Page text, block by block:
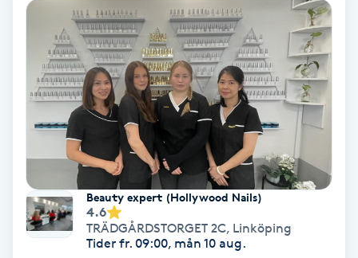
Gellack med förstärkning
Gravidmassage
Gravidyoga
Gruppträning
Gua Sha-massageBeauty expert (Hollywood Nails)
4.6
TRÄDGÅRDSTORGET 2C, Linköping
Tider fr. 09:00, mån 10 aug.